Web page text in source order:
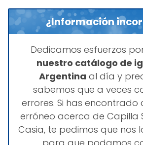
¿Información
Dedicamos esfuerzos
nuestro catálogo de
Argentina al día y
sabemos que a veces
errores. Si has
erróneo acerca de Capilla
Casia, te pedimos que nos